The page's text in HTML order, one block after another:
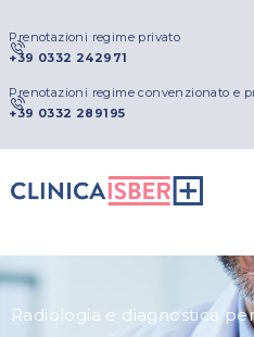
Prenotazioni regime privato
+39 0332 242971
Prenotazioni regime convenzionato e
+39 0332 289195
Radiologia e diagnostica